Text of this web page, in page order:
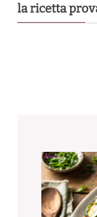
la ricetta